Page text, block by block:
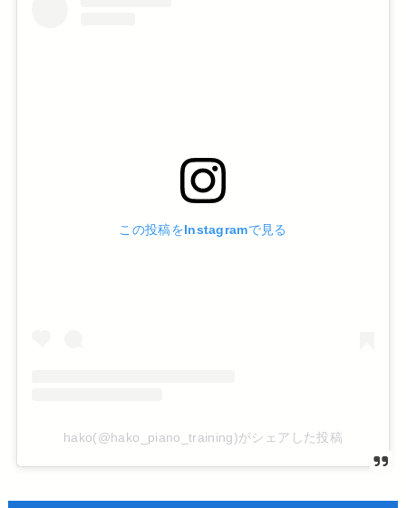
この投稿をInstagramで見る
hako(@hako_piano_training)がシェアした投稿